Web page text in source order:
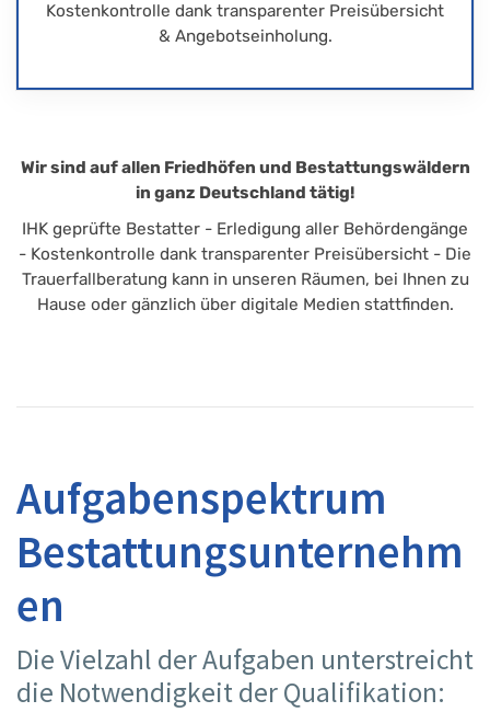
Kostenkontrolle dank transparenter Preisübersicht
& Angebotseinholung.
Wir sind auf allen Friedhöfen und Bestattungswäldern
in ganz Deutschland tätig!
IHK geprüfte Bestatter - Erledigung aller Behördengänge
- Kostenkontrolle dank transparenter Preisübersicht - Die
Trauerfallberatung kann in unseren Räumen, bei Ihnen zu
Hause oder gänzlich über digitale Medien stattfinden.
Aufgabenspektrum
Bestattungsunternehm
en
Die Vielzahl der Aufgaben unterstreicht
die Notwendigkeit der Qualifikation: